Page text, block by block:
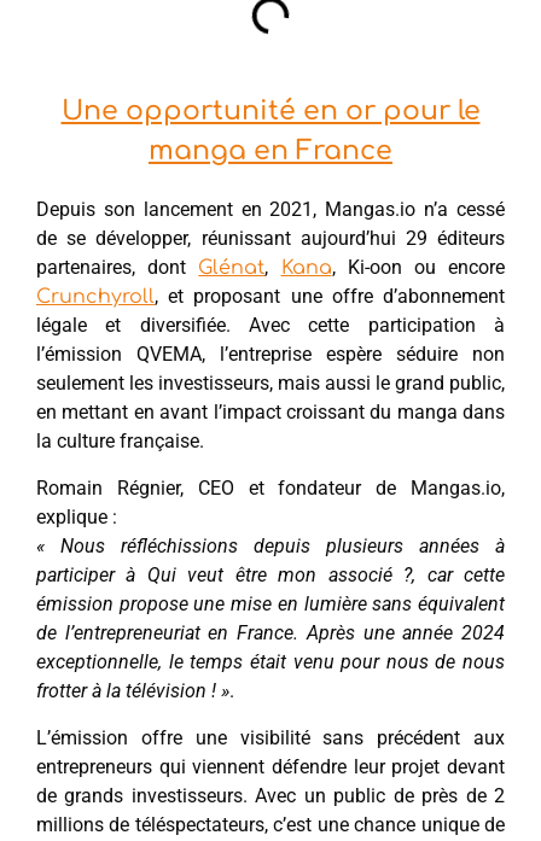
Une opportunité en or pour le
manga en France
Depuis son lancement en 2021, Mangas.io n’a cessé
de se développer, réunissant aujourd’hui 29 éditeurs
partenaires, dont Glénat, Kana, Ki-oon ou encore
Crunchyroll, et proposant une offre d’abonnement
légale et diversifiée. Avec cette participation à
l’émission QVEMA, l’entreprise espère séduire non
seulement les investisseurs, mais aussi le grand public,
en mettant en avant l’impact croissant du manga dans
la culture française.
Romain Régnier, CEO et fondateur de Mangas.io,
explique :
« Nous réfléchissions depuis plusieurs années à
participer à Qui veut être mon associé ?, car cette
émission propose une mise en lumière sans équivalent
de l’entrepreneuriat en France. Après une année 2024
exceptionnelle, le temps était venu pour nous de nous
frotter à la télévision ! ».
L’émission offre une visibilité sans précédent aux
entrepreneurs qui viennent défendre leur projet devant
de grands investisseurs. Avec un public de près de 2
millions de téléspectateurs, c’est une chance unique de